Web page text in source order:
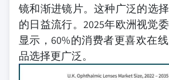
镜和渐进镜片。这种广泛的选
的日益流行。2025年欧洲视觉
显示，60%的消费者更喜欢在
品选择更广泛。